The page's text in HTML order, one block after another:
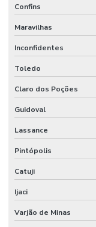
Confins
Maravilhas
Inconfidentes
Toledo
Claro dos Poções
Guidoval
Lassance
Pintópolis
Catuji
Ijaci
Varjão de Minas